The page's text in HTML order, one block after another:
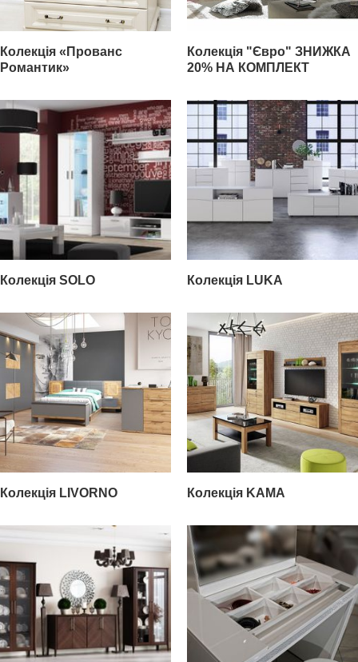
Колекція «Прованс
Романтик»
Колекція "Євро" ЗНИЖКА
20% НА КОМПЛЕКТ
Колекція SOLO Колекція LUKA
Колекція LIVORNO Колекція KAMA